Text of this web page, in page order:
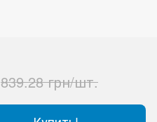
839.28 грн/шт.